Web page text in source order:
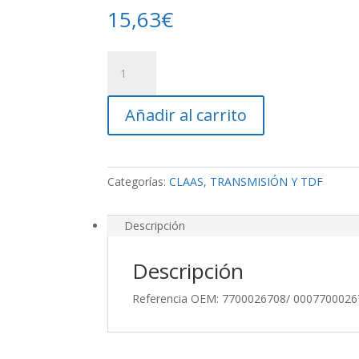
15,63€
TDF
cantidad
Añadir al carrito
Categorías:CLAAS, TRANSMISIÓN Y TDF
Descripción
Descripción
Referencia OEM: 7700026708/